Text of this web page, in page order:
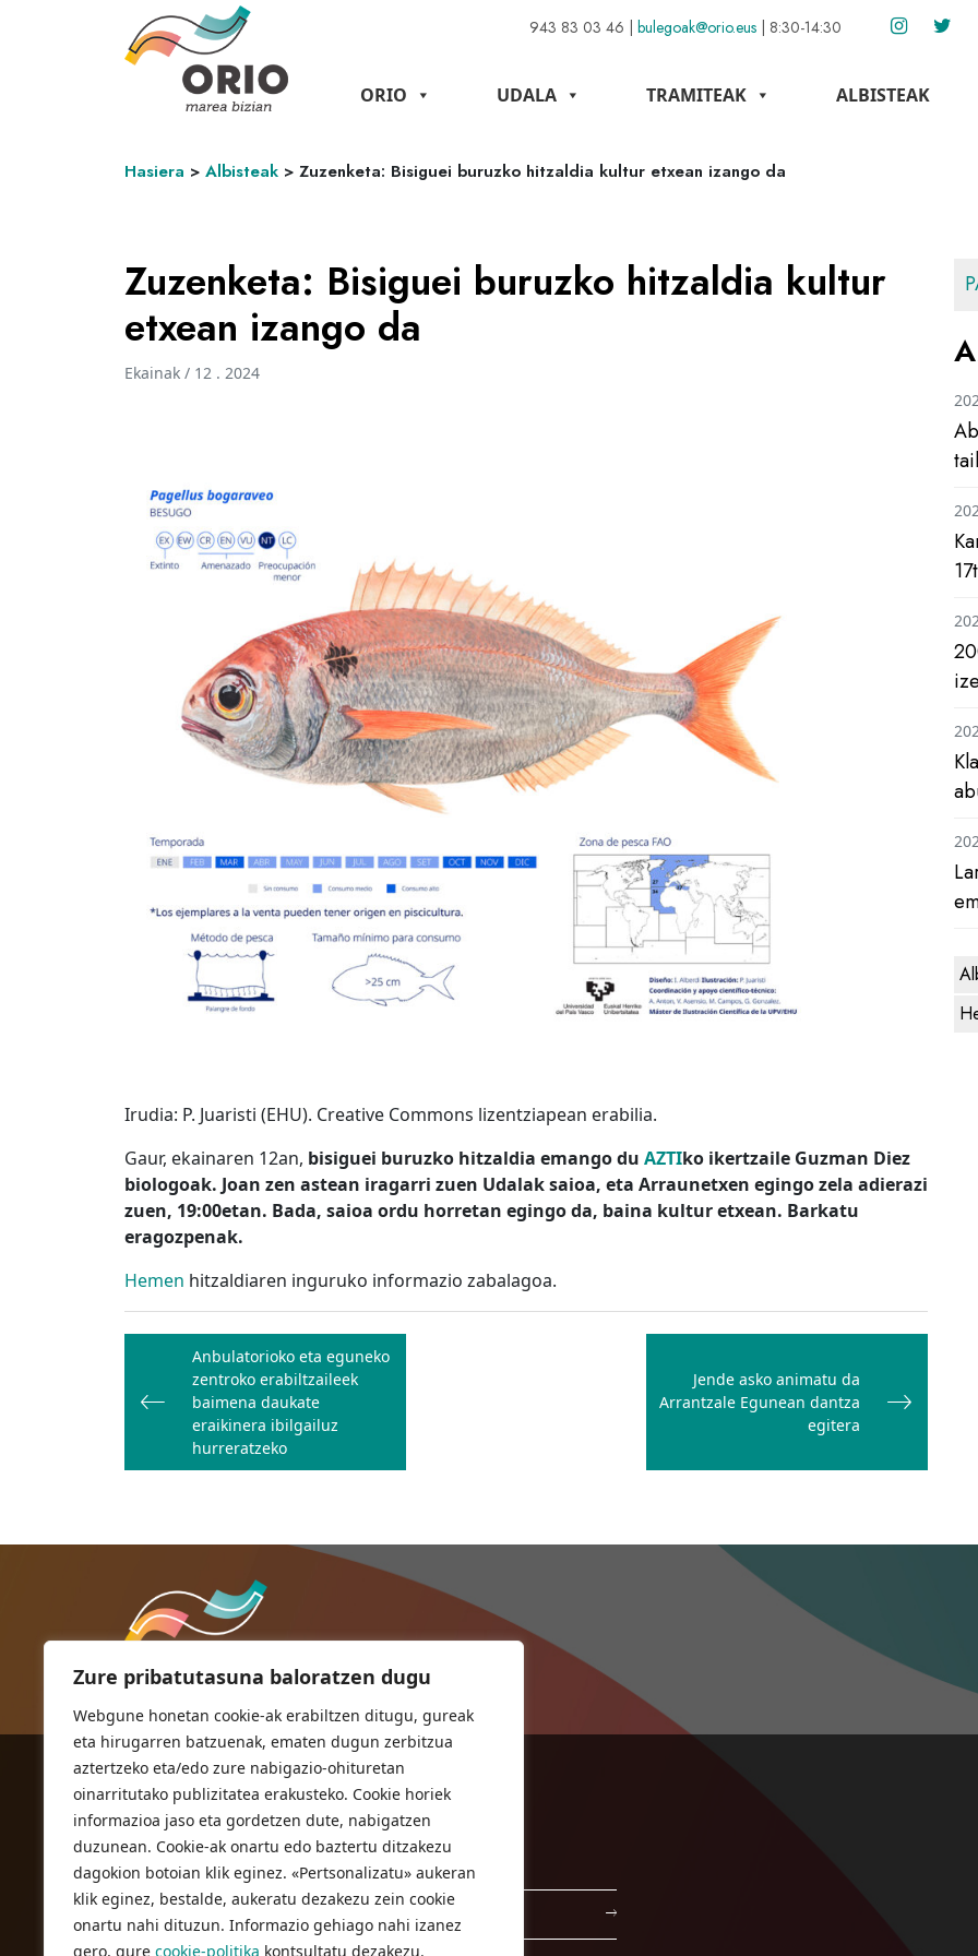
Zure pribatutasuna baloratzen dugu
Webgune honetan cookie-ak erabiltzen ditugu, gureak
eta hirugarren batzuenak, ematen dugun zerbitzua
aztertzeko eta/edo zure nabigazio-ohituretan
oinarritutako publizitatea erakusteko. Cookie horiek
informazioa jaso eta gordetzen dute, nabigatzen
duzunean. Cookie-ak onartu edo baztertu ditzakezu
dagokion botoian klik eginez. «Pertsonalizatu» aukeran
klik eginez, bestalde, aukeratu dezakezu zein cookie
onartu nahi dituzun. Informazio gehiago nahi izanez
gero, gure cookie-politika kontsultatu dezakezu.
943 83 03 46 | bulegoak@orio.eus | 8:30-14:30
ORIO UDALA TRAMITEAK ALBISTEAK
Hasiera > Albisteak > Zuzenketa: Bisiguei buruzko hitzaldia kultur etxean izango da
Zuzenketa: Bisiguei buruzko hitzaldia kultur
etxean izango da
Ekainak / 12 . 2024
Irudia: P. Juaristi (EHU). Creative Commons lizentziapean erabilia.
Gaur, ekainaren 12an, bisiguei buruzko hitzaldia emango du AZTIko ikertzaile Guzman Diez
biologoak. Joan zen astean iragarri zuen Udalak saioa, eta Arraunetxen egingo zela adierazi
zuen, 19:00etan. Bada, saioa ordu horretan egingo da, baina kultur etxean. Barkatu
eragozpenak.
Hemen hitzaldiaren inguruko informazio zabalagoa.
Bidalketetan
zehar
nabigatu
Anbulatorioko eta eguneko
zentroko erabiltzaileek
baimena daukate
eraikinera ibilgailuz
hurreratzeko
Jende asko animatu da
Arrantzale Egunean dantza
egitera
ORIOKO UDALA
Herriko plaza,1
20810 Orio (Gipuzkoa)
T. 943 83 03 46
bulegoak@orio.eus